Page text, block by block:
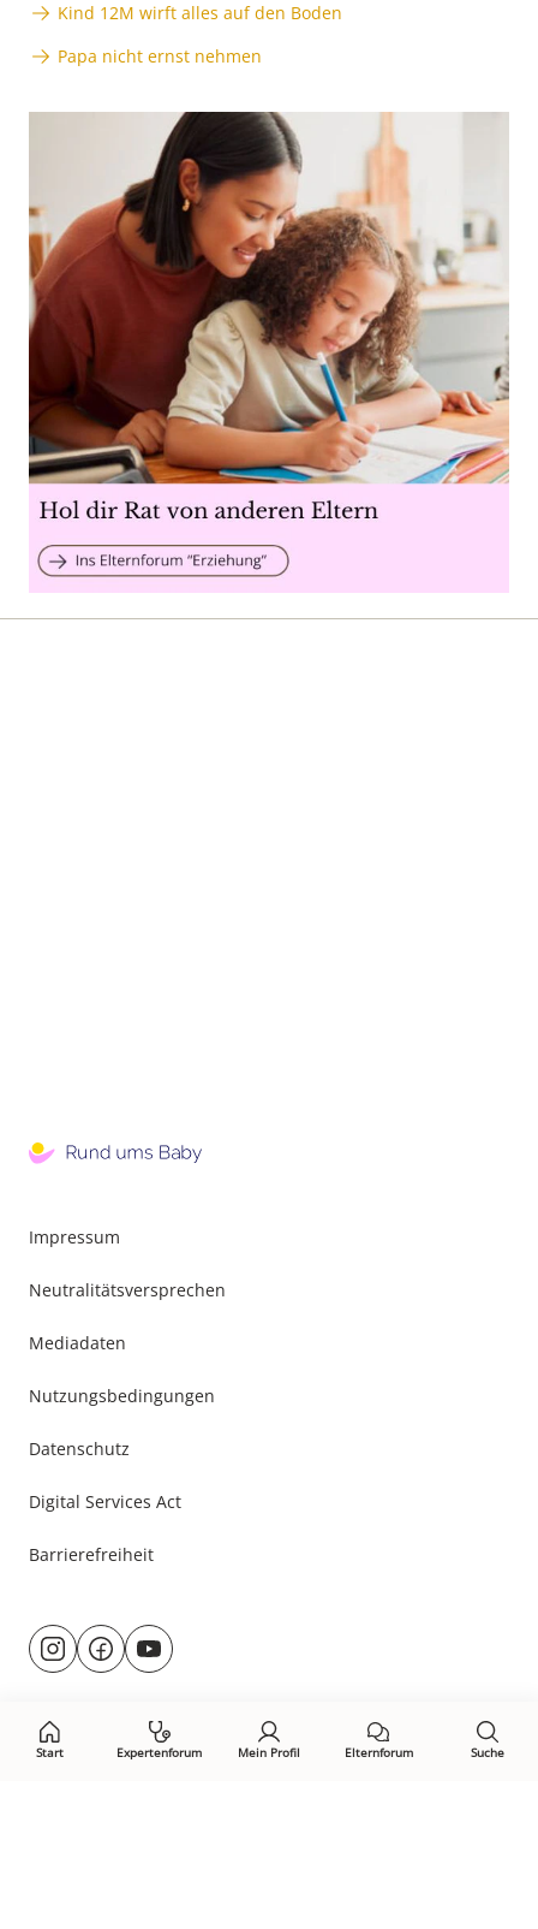
Start Expertenforum Mein Profil Elternforum Suche
Kind 12M wirft alles auf den Boden
Papa nicht ernst nehmen
Impressum
Neutralitätsversprechen
Mediadaten
Nutzungsbedingungen
Datenschutz
Digital Services Act
Barrierefreiheit
Besuche
uns@rund.ums.baby
facebook.com/rundumsbaby.de
youtube.com/@rundumsbaby_